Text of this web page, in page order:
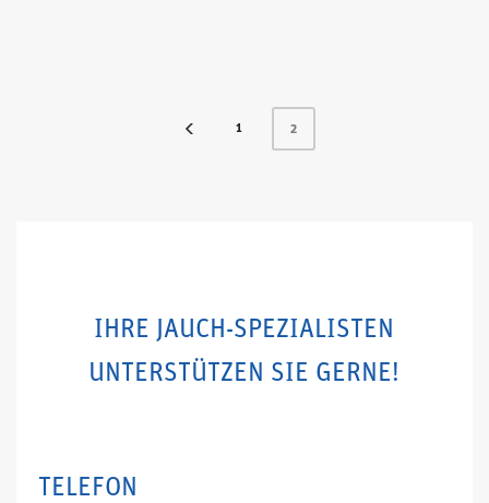
1 2
IHRE JAUCH-SPEZIALISTEN
UNTERSTÜTZEN SIE GERNE!
TELEFON